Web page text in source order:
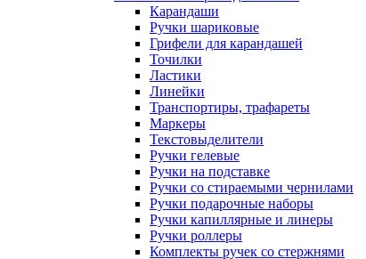
Карандаши
Ручки шариковые
Грифели для карандашей
Точилки
Ластики
Линейки
Транспортиры, трафареты
Маркеры
Текстовыделители
Ручки гелевые
Ручки на подставке
Ручки со стираемыми чернилами
Ручки подарочные наборы
Ручки капиллярные и линеры
Ручки роллеры
Комплекты ручек со стержнями